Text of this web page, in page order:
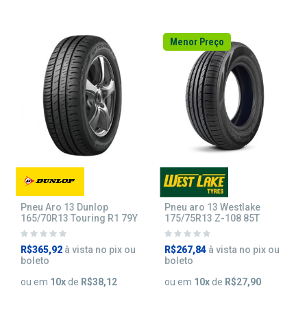
Pneu Aro 13 Dunlop
165/70R13 Touring R1 79Y
R$365,92 à vista no pix ou
boleto
ou em 10x de R$38,12
Menor Preço
Pneu aro 13 Westlake
175/75R13 Z-108 85T
R$267,84 à vista no pix ou
boleto
ou em 10xde R$27,90